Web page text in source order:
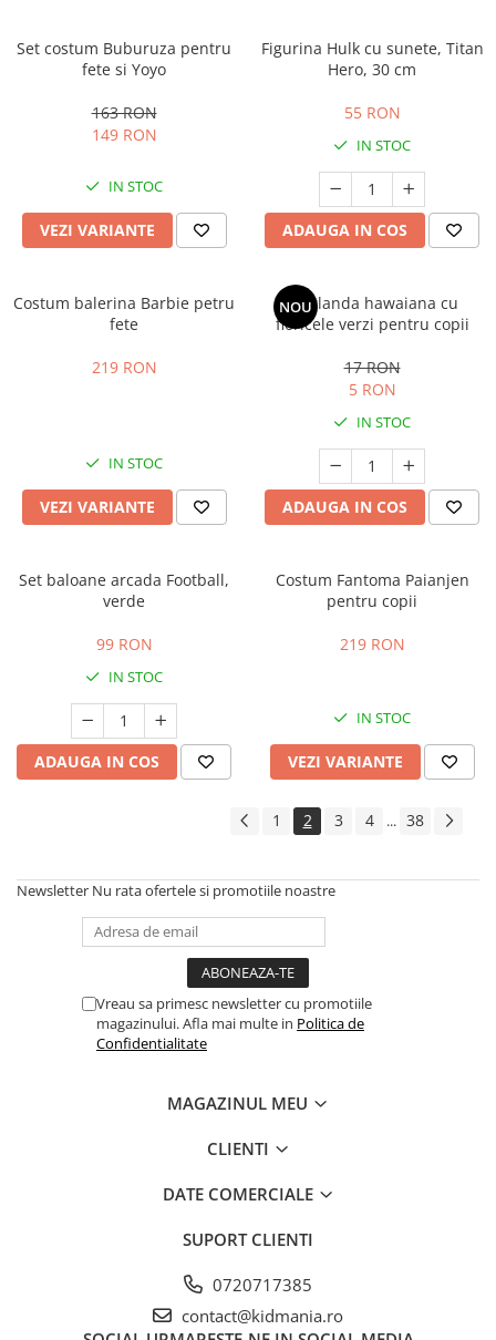
Set costum Buburuza pentru
fete si Yoyo
163 RON
149 RON
IN STOC
VEZI VARIANTE
Figurina Hulk cu sunete, Titan
Hero, 30 cm
55 RON
IN STOC
ADAUGA IN COS
Costum balerina Barbie petru
fete
219 RON
IN STOC
VEZI VARIANTE
NOU
Ghirlanda hawaiana cu
floricele verzi pentru copii
17 RON
5 RON
IN STOC
ADAUGA IN COS
Set baloane arcada Football,
verde
99 RON
IN STOC
ADAUGA IN COS
Costum Fantoma Paianjen
pentru copii
219 RON
IN STOC
VEZI VARIANTE
1 2 3 4 ... 38
Newsletter Nu rata ofertele si promotiile noastre
Vreau sa primesc newsletter cu promotiile
magazinului. Afla mai multe in Politica de
Confidentialitate
MAGAZINUL MEU
CLIENTI
DATE COMERCIALE
SUPORT CLIENTI
0720717385
contact@kidmania.ro